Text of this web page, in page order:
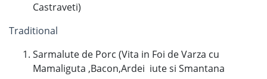
Castraveti)
Traditional
Sarmalute de Porc (Vita in Foi de Varza cu
Mamaliguta ,Bacon,Ardei iute si Smantana